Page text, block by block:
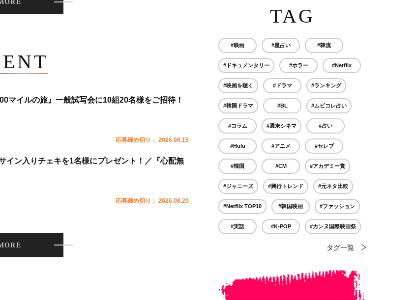
マイルの旅』一般試写会に10組20名様をご招待！
応募締め切り： 2026.08.15
イン入りチェキを1名様にプレゼント！／『心配無
応募締め切り： 2026.08.20
TAG
#映画 #星占い #韓流
#ドキュメンタリー #ホラー #Netflix
#映画を聴く #ドラマ #ランキング
#韓国ドラマ #BL #ムビコレ占い
#コラム #週末シネマ #占い
#Hulu #アニメ #セレブ
#韓国 #CM #アカデミー賞
#ジャニーズ #興行トレンド #元ネタ比較
#Netflix TOP10 #韓国映画 #ファッション
#実話 #K-POP #カンヌ国際映画祭
タグ一覧